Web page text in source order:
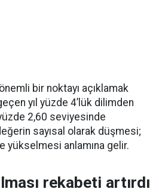
bir noktayı açıklamak
yıl yüzde 4’lük dilimden
2,60 seviyesinde
sayısal olarak düşmesi;
yükselmesi anlamına gelir.
rekabeti artırdı